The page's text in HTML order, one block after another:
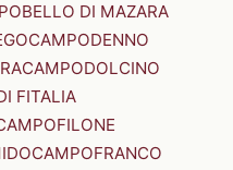
DI MAZARA
CAMPODENNO
CAMPODOLCINO
FITALIA
CAMPOFRANCO